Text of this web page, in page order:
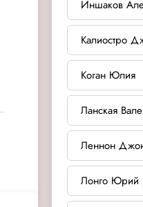
Иншаков
Калиостро
Коган Юлия
Ланская
Леннон
Лонго Юрий